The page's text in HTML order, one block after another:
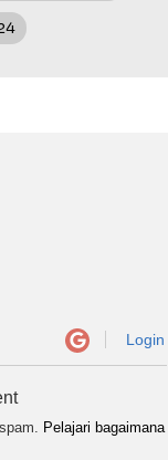
Login
Pelajari bagaimana